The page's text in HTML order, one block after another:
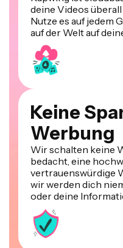
deine Videos
Nutze es auf jedem
auf der Welt auf
Keine
Werbung
Wir schalten keine
bedacht, eine
vertrauenswürdige
wir werden dich
oder deine